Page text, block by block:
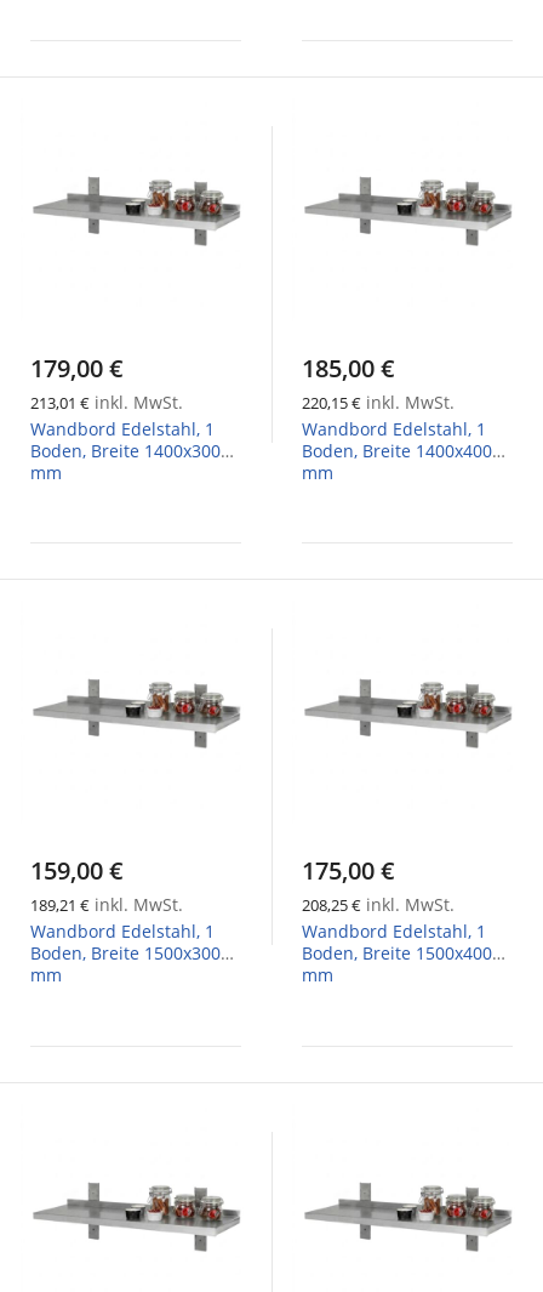
179,00 €
213,01 € inkl. MwSt.
Wandbord Edelstahl, 1
Boden, Breite 1400x300
mm
185,00 €
220,15 € inkl. MwSt.
Wandbord Edelstahl, 1
Boden, Breite 1400x400
mm
159,00 €
189,21 € inkl. MwSt.
Wandbord Edelstahl, 1
Boden, Breite 1500x300
mm
175,00 €
208,25 € inkl. MwSt.
Wandbord Edelstahl, 1
Boden, Breite 1500x400
mm